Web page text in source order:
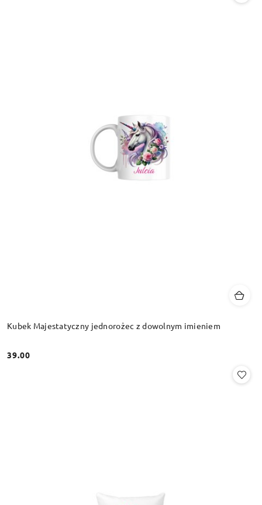
Kubek Majestatyczny jednorożec z dowolnym imieniem
Cena:
39.00